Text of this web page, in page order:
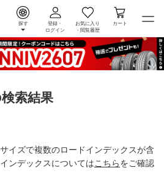
探す
登録・
ログイン
お気に入り
・ 閲覧履歴
カート
索結果
イズで複数のロードインデックスが含
ンデックスについてはこちらをご確認